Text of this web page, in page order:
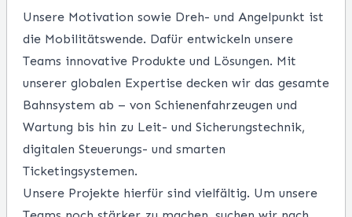
Unsere Motivation sowie Dreh- und Angelpunkt ist
die Mobilitätswende. Dafür entwickeln unsere
Teams innovative Produkte und Lösungen. Mit
unserer globalen Expertise decken wir das gesamte
Bahnsystem ab – von Schienenfahrzeugen und
Wartung bis hin zu Leit- und Sicherungstechnik,
digitalen Steuerungs- und smarten
Ticketingsystemen.
Unsere Projekte hierfür sind vielfältig. Um unsere